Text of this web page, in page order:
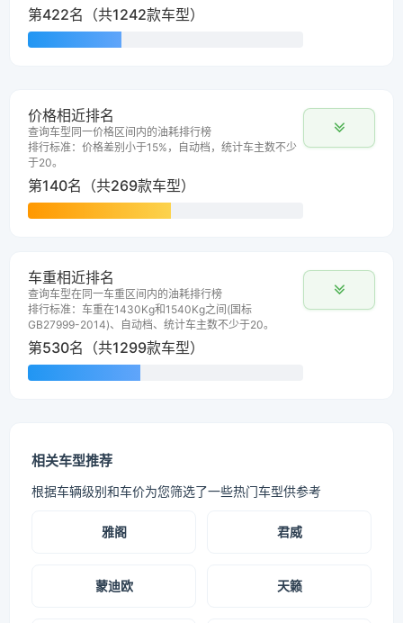
第422名（共1242款车型）
价格相近排名
查询车型同一价格区间内的油耗排行榜
排行标准：价格差别小于15%，自动档，统计车主数不少
于20。
第140名（共269款车型）
车重相近排名
查询车型在同一车重区间内的油耗排行榜
排行标准：车重在1430Kg和1540Kg之间(国标
GB27999-2014)、自动档、统计车主数不少于20。
第530名（共1299款车型）
相关车型推荐
根据车辆级别和车价为您筛选了一些热门车型供参考
雅阁 君威
蒙迪欧 天籁